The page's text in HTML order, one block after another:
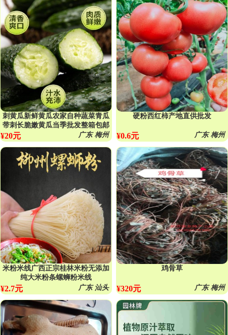
刺黄瓜新鲜黄瓜农家自种蔬菜青瓜
带刺长脆嫩黄瓜当季批发整箱包邮
广东 梅州
¥20元
硬粉西红柿产地直供批发
广东 梅州
¥0.6元
米粉米线广西正宗桂林米粉无添加
纯大米粉条螺蛳粉米线
广东 汕头
¥2.7元
鸡骨草
广东 梅州
¥320元